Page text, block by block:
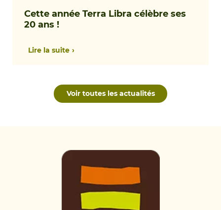
Cette année Terra Libra célèbre ses
20 ans !
Lire la suite
Voir toutes les actualités